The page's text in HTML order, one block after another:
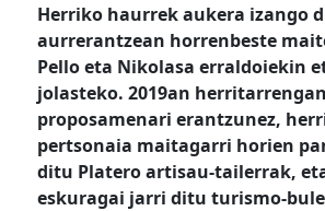
Herriko haurrek aukera izango
aurrerantzean horrenbeste
Pello eta Nikolasa erraldoiekin
jolasteko. 2019an
proposamenari erantzunez,
pertsonaia maitagarri horien
ditu Platero artisau-tailerrak,
eskuragai jarri ditu turismo-